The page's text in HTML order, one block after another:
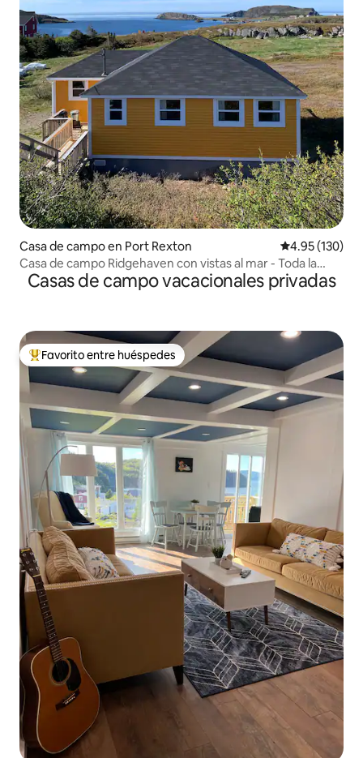
Casa de campo en Port Rexton Calificación
4.95 (130)
Casa de campo Ridgehaven con vistas al mar - Toda la
casa
Casas de campo vacacionales privadas
Favorito entre huéspedes preferido
Favorito entre huéspedes